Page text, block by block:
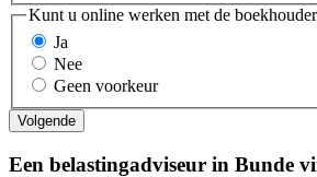
Kunt u online werken met de
Ja
Nee
Geen voorkeur
Een belastingadviseur in Bunde